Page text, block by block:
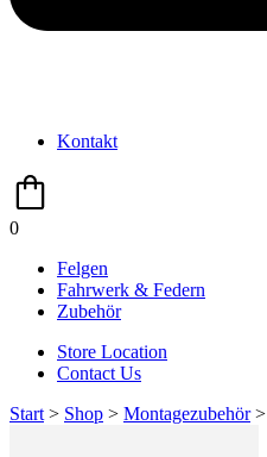
Kontakt
0
Felgen
Fahrwerk & Federn
Zubehör
Store Location
Contact Us
Start > Shop > Montage­zubehör>